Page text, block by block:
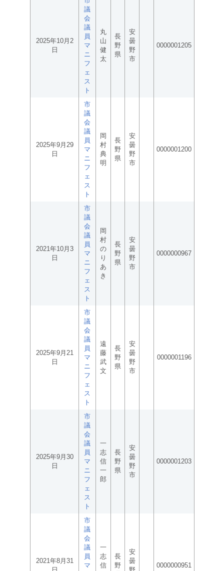
2025年10月2
日
議
会
議
員
マ
ニ
フ
ェ
ス
ト
丸
山
健
太
長
野
県
安
曇
野
市
0000001205
2025年9月29
日
市
議
会
議
員
マ
ニ
フ
ェ
ス
ト
岡
村
典
明
長
野
県
安
曇
野
市
0000001200
2021年10月3
日
市
議
会
議
員
マ
ニ
フ
ェ
ス
ト
岡
村
の
り
あ
き
長
野
県
安
曇
野
市
0000000967
2025年9月21
日
市
議
会
議
員
マ
ニ
フ
ェ
ス
ト
遠
藤
武
文
長
野
県
安
曇
野
市
0000001196
2025年9月30
日
市
議
会
議
員
マ
ニ
フ
ェ
ス
ト
一
志
信
一
郎
長
野
県
安
曇
野
市
0000001203
2021年8月31
市
議
会
議
員
マ
一
志
信
長
野
安
曇
0000000951